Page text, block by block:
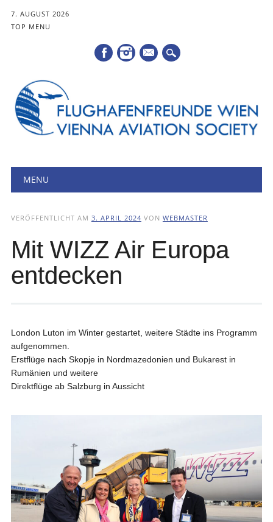
7. AUGUST 2026
TOP MENU
Mail
Hauptmenü
MENU
VERÖFFENTLICHT AM 3. APRIL 2024 VON WEBMASTER
Mit WIZZ Air Europa
entdecken
London Luton im Winter gestartet, weitere Städte ins Programm
aufgenommen.
Erstflüge nach Skopje in Nordmazedonien und Bukarest in
Rumänien und weitere
Direktflüge ab Salzburg in Aussicht